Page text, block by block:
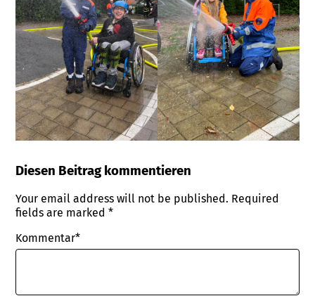
Diesen Beitrag kommentieren
Your email address will not be published. Required
fields are marked*
Kommentar*